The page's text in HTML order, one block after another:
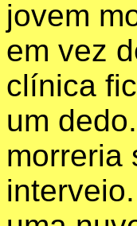
jovem
em vez
clínica
um
morreria